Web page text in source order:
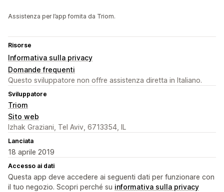
Assistenza per l’app fornita da Triom.
Risorse
Informativa sulla privacy
Domande frequenti
Questo sviluppatore non offre assistenza diretta in Italiano.
Sviluppatore
Triom
Sito web
Izhak Graziani, Tel Aviv, 6713354, IL
Lanciata
18 aprile 2019
Accesso ai dati
Questa app deve accedere ai seguenti dati per funzionare con
il tuo negozio. Scopri perché su informativa sulla privacy